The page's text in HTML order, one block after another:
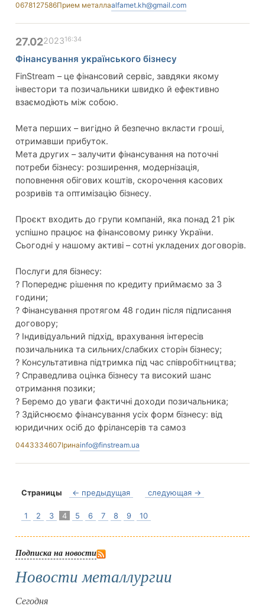
0678127586Прием металлаalfamet.kh@gmail.com
27.02202316:34
Фінансування українського бізнесу
FinStream – це фінансовий сервіс, завдяки якому
інвестори та позичальники швидко й ефективно
взаємодіють між собою.
Мета перших – вигідно й безпечно вкласти гроші,
отримавши прибуток.
Мета других – залучити фінансування на поточні
потреби бізнесу: розширення, модернізація,
поповнення обігових коштів, скорочення касових
розривів та оптимізацію бізнесу.
Проєкт входить до групи компаній, яка понад 21 рік
успішно працює на фінансовому ринку України.
Сьогодні у нашому активі – сотні укладених договорів.
Послуги для бізнесу:
? Попереднє рішення по кредиту приймаємо за 3
години;
? Фінансування протягом 48 годин після підписання
договору;
? Індивідуальний підхід, врахування інтересів
позичальника та сильних/слабких сторін бізнесу;
? Консультативна підтримка під час співробітництва;
? Справедлива оцінка бізнесу та високий шанс
отримання позики;
? Беремо до уваги фактичні доходи позичальника;
? Здійснюємо фінансування усіх форм бізнесу: від
юридичних осіб до фрілансерів та самоз
0443334607Іринаinfo@finstream.ua
Страницы ← предыдущая следующая →
1 2 3 4 5 6 7 8 9 10
Подписка на новости
Новости металлургии
Сегодня